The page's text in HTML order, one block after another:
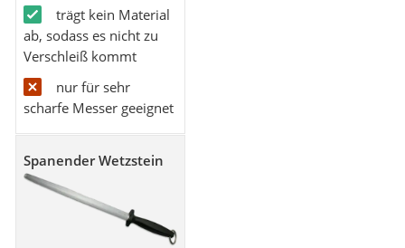
trägt kein Material
ab, sodass es nicht zu
Verschleiß kommt
nur für sehr
scharfe Messer geeignet
Spanender Wetzstein